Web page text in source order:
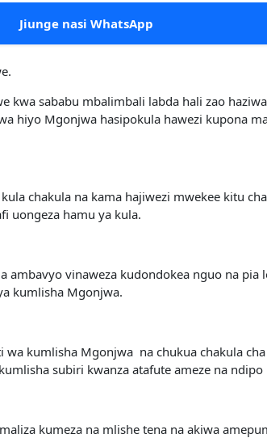
Jiunge nasi WhatsApp
kwa sababu mbalimbali labda hali zao
hiyo Mgonjwa hasipokula hawezi kupona
chakula na kama hajiwezi mwekee kitu
uongeza hamu ya kula.
vinaweza kudondokea nguo na pia
kumlisha Mgonjwa.
kumlisha Mgonjwa na chukua chakula
subiri kwanza atafute ameze na
kumeza na mlishe tena na akiwa